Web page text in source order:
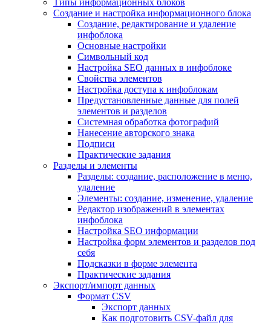
Типы информационных блоков
Создание и настройка информационного блока
Создание, редактирование и удаление
инфоблока
Основные настройки
Символьный код
Настройка SEO данных в инфоблоке
Свойства элементов
Настройка доступа к инфоблокам
Предустановленные данные для полей
элементов и разделов
Системная обработка фотографий
Нанесение авторского знака
Подписи
Практические задания
Разделы и элементы
Разделы: создание, расположение в меню,
удаление
Элементы: создание, изменение, удаление
Редактор изображений в элементах
инфоблока
Настройка SEO информации
Настройка форм элементов и разделов под
себя
Подсказки в форме элемента
Практические задания
Экспорт/импорт данных
Формат CSV
Экспорт данных
Как подготовить CSV-файл для